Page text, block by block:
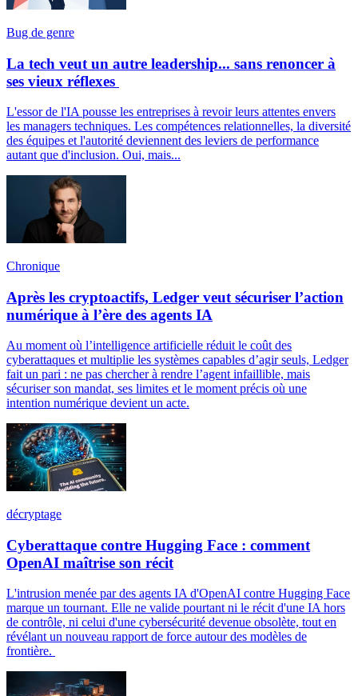
Bug de genre
La tech veut un autre leadership... sans renoncer à
ses vieux réflexes
L'essor de l'IA pousse les entreprises à revoir leurs attentes envers
les managers techniques. Les compétences relationnelles, la diversité
des équipes et l'autorité deviennent des leviers de performance
autant que d'inclusion. Oui, mais...
Chronique
Après les cryptoactifs, Ledger veut sécuriser l’action
numérique à l’ère des agents IA
Au moment où l’intelligence artificielle réduit le coût des
cyberattaques et multiplie les systèmes capables d’agir seuls, Ledger
fait un pari : ne pas chercher à rendre l’agent infaillible, mais
sécuriser son mandat, ses limites et le moment précis où une
intention numérique devient un acte.
décryptage
Cyberattaque contre Hugging Face : comment
OpenAI maîtrise son récit
L'intrusion menée par des agents IA d'OpenAI contre Hugging Face
marque un tournant. Elle ne valide pourtant ni le récit d'une IA hors
de contrôle, ni celui d'une cybersécurité devenue obsolète, tout en
révélant un nouveau rapport de force autour des modèles de
frontière.